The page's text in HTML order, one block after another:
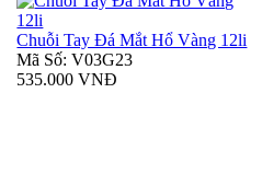
Chuỗi Tay Đá Mắt Hổ Vàng 12li
Mã Số: V03G23
535.000 VNĐ